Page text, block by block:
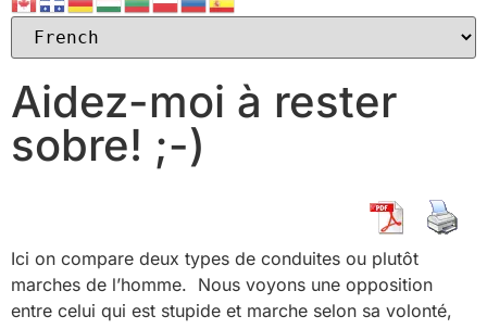
Aidez-moi à rester
sobre! ;-)
Ici on compare deux types de conduites ou plutôt
marches de l’homme. Nous voyons une opposition
entre celui qui est stupide et marche selon sa volonté,